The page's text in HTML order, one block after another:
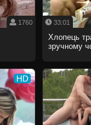
1760 33:01
Хлопець
зручному
HD